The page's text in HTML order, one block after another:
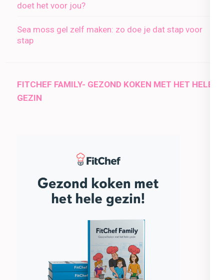
doet het voor jou?
Sea moss gel zelf maken: zo doe je dat stap voor
stap
FITCHEF FAMILY- GEZOND KOKEN MET HET HELE
GEZIN